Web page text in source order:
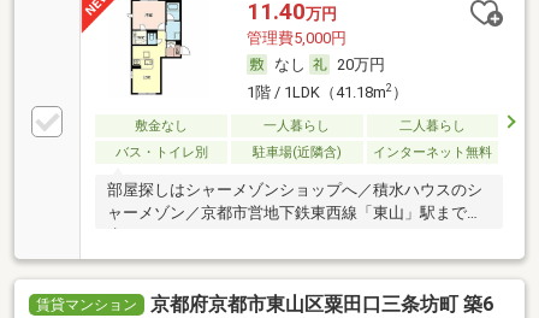
11.40万円
管理費5,000円
なし
20万円
1階 / 1LDK（41.18m2）
敷金なし 一人暮らし
二人暮らし
バス・トイレ別
駐車場(近隣含) インターネット無料
部屋探しはシャーメゾンショップへ／積水ハウスのシ
ャーメゾン／京都市営地下鉄東西線「東山」駅まで徒
賃貸マンション
京都府京都市東山区粟田口三条坊町 築6